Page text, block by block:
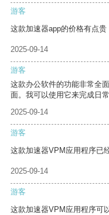
游客
这款加速器app的价格有点贵
2025-09-14
游客
这款办公软件的功能非常全
面。我可以使用它来完成日
2025-09-14
游客
这款加速器VPM应用程序已
2025-09-14
游客
这款加速器VPM应用程序可